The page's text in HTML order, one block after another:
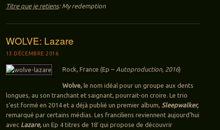
Titre que je retiens: My redemption
WOLVE: Lazare
13 DÉCEMBRE 2016
Rock, France (Ep – Autoproduction, 2016)
Wolve,le nom idéal pour un groupe aux dents
longues, au son tranchant et saignant, pourrait-on croire. Le trio
s’est formé en 2014 et a déjà publié un premier album, Sleepwalker,
remarqué par certains médias. Les franciliens reviennent aujourd’hui
avec Lazare,un Ep 4 titres de 18′ qui propose de découvrir